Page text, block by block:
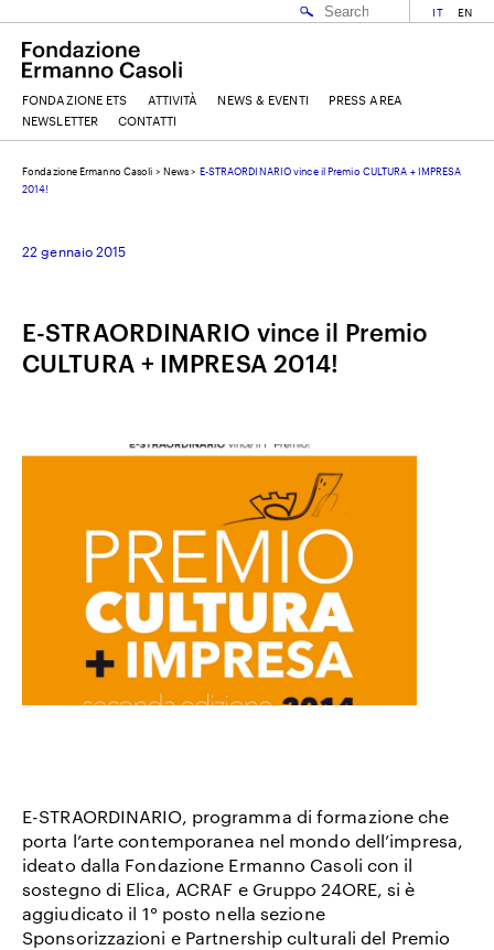
EMAIL
COGNOME
IT EN
FONDAZIONE ETS ATTIVITÀ NEWS & EVENTI
PRESS AREA
NEWSLETTER
CONTATTI
Fondazione Ermanno Casoli > News> E-STRAORDINARIO vince il Premio CULTURA + IMPRESA
2014!
22 gennaio 2015
E-STRAORDINARIO vince il Premio
CULTURA + IMPRESA 2014!
E-STRAORDINARIO, programma di formazione che
porta l’arte contemporanea nel mondo dell’impresa,
ideato dalla Fondazione Ermanno Casoli con il
sostegno di Elica, ACRAF e Gruppo 24ORE, si è
aggiudicato il 1° posto nella sezione
Sponsorizzazioni e Partnership culturali del Premio